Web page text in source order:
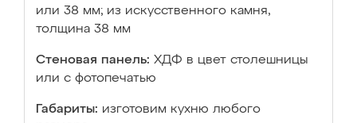
или 38 мм; из искусственного камня,
толщина 38 мм
Стеновая панель: ХДФ в цвет столешницы
или с фотопечатью
Габариты: изготовим кухню любого